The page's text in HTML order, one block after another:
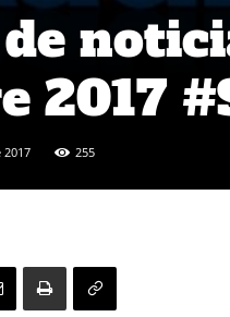
2017
255